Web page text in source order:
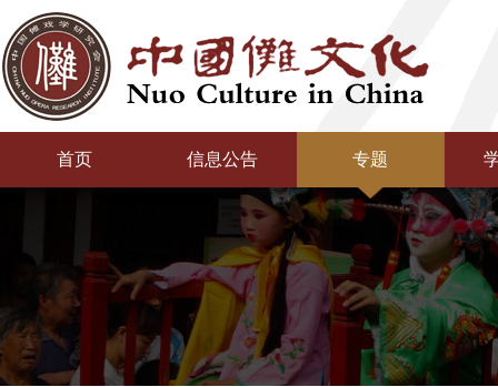
首页 信息公告 专题